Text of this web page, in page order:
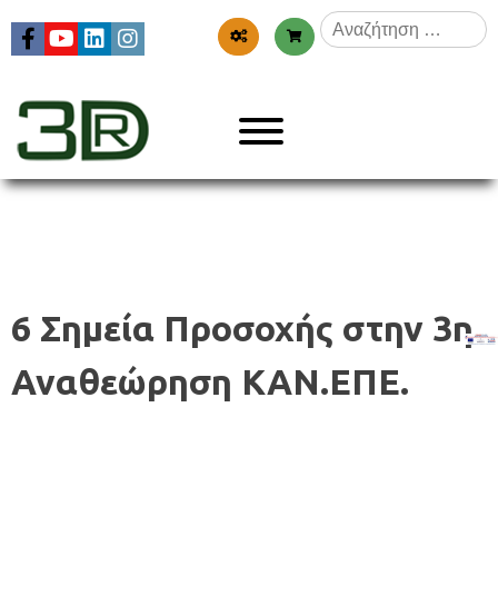
Αναζήτηση
για:
3dr
6 Σημεία Προσοχής στην 3η
Αναθεώρηση ΚΑΝ.ΕΠΕ.